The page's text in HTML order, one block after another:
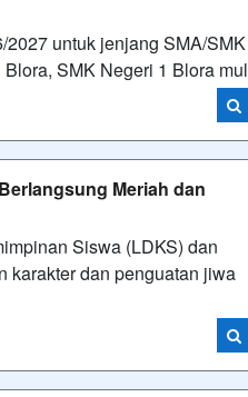
untuk jenjang SMA/SMK
SMK Negeri 1 Blora mul
Meriah dan
Siswa (LDKS) dan
karakter dan penguatan jiwa